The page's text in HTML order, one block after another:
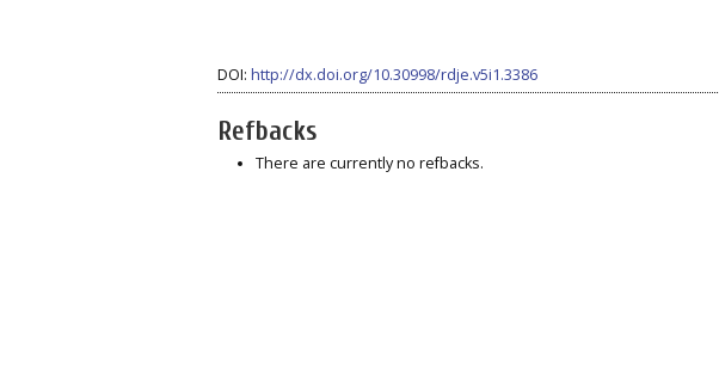
DOI: http://dx.doi.org/10.30998/rdje.v5i1.3386
Refbacks
There are currently no refbacks.